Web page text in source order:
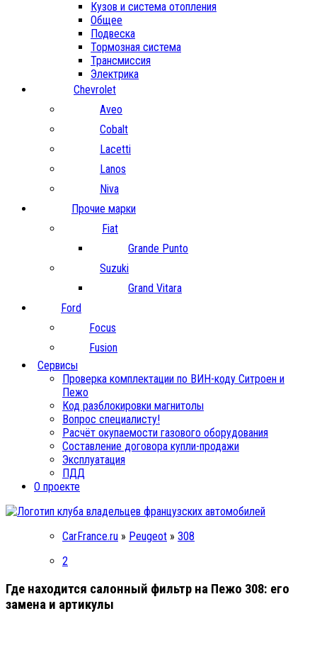
Кузов и система отопления
Общее
Подвеска
Тормозная система
Трансмиссия
Электрика
Chevrolet
Aveo
Cobalt
Lacetti
Lanos
Niva
Прочие марки
Fiat
Grande Punto
Suzuki
Grand Vitara
Ford
Focus
Fusion
Сервисы
Проверка комплектации по ВИН-коду Ситроен и
Пежо
Код разблокировки магнитолы
Вопрос специалисту!
Расчёт окупаемости газового оборудования
Составление договора купли-продажи
Эксплуатация
ПДД
О проекте
CarFrance.ru » Peugeot » 308
2
Где находится салонный фильтр на Пежо 308: его
замена и артикулы